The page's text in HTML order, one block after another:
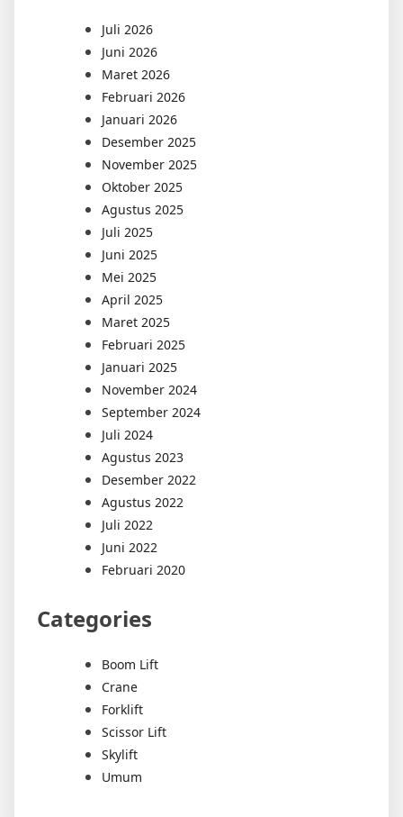
Juli 2026
Juni 2026
Maret 2026
Februari 2026
Januari 2026
Desember 2025
November 2025
Oktober 2025
Agustus 2025
Juli 2025
Juni 2025
Mei 2025
April 2025
Maret 2025
Februari 2025
Januari 2025
November 2024
September 2024
Juli 2024
Agustus 2023
Desember 2022
Agustus 2022
Juli 2022
Juni 2022
Februari 2020
Categories
Boom Lift
Crane
Forklift
Scissor Lift
Skylift
Umum